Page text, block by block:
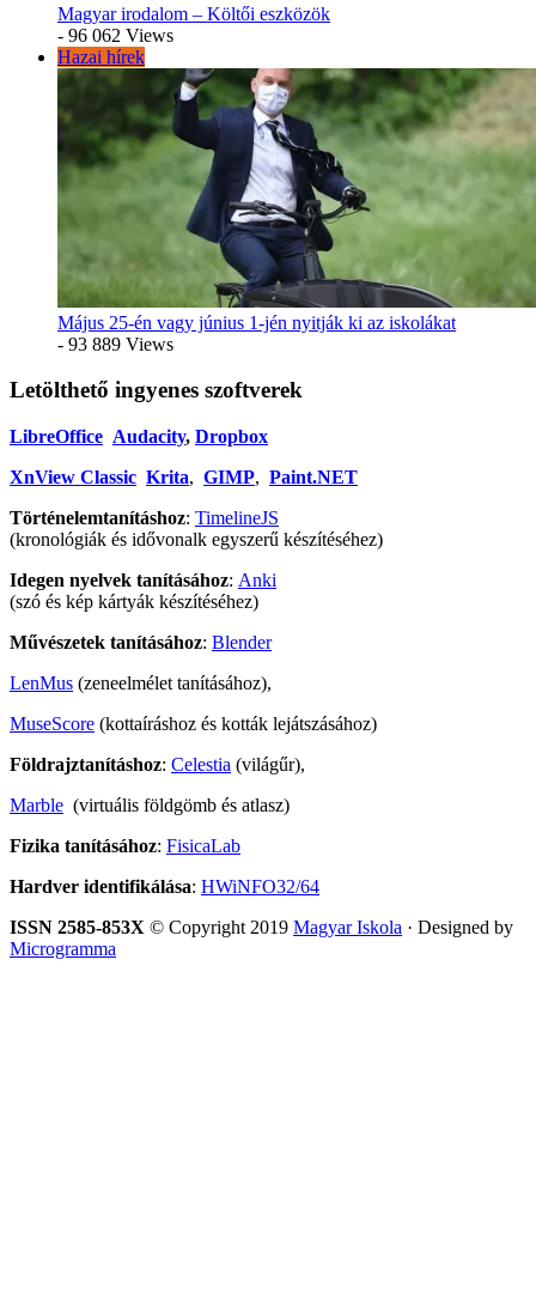
Magyar irodalom – Költői eszközök
- 96 062 Views
Hazai hírek
Május 25-én vagy június 1-jén nyitják ki az iskolákat
- 93 889 Views
Letölthető ingyenes szoftverek
LibreOffice Audacity, Dropbox
XnView Classic Krita, GIMP, Paint.NET
Történelemtanításhoz: TimelineJS
(kronológiák és idővonalk egyszerű készítéséhez)
Idegen nyelvek tanításához: Anki
(szó és kép kártyák készítéséhez)
Művészetek tanításához: Blender
LenMus (zeneelmélet tanításához),
MuseScore (kottaíráshoz és kották lejátszásához)
Földrajztanításhoz: Celestia (világűr),
Marble (virtuális földgömb és atlasz)
Fizika tanításához: FisicaLab
Hardver identifikálása: HWiNFO32/64
ISSN 2585-853X © Copyright 2019 Magyar Iskola · Designed by
Microgramma